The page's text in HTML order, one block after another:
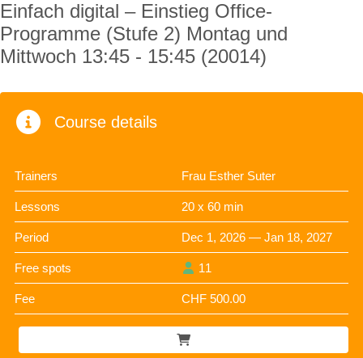
Einfach digital – Einstieg Office-
Programme (Stufe 2) Montag und
Mittwoch 13:45 - 15:45 (20014)
Course details
Trainers Frau Esther Suter
Lessons 20 x 60 min
Period Dec 1, 2026 — Jan 18, 2027
Free spots 11
Fee CHF 500.00